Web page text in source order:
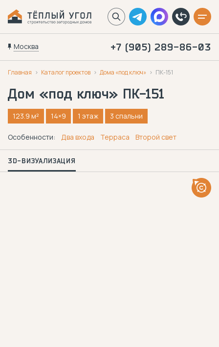
Москва +7 (905) 289-86-03
Главная Каталог проектов Дома «под ключ» ПК-151
Дом «под ключ» ПК-151
123.9 м² 14×9 1 этаж 3 спальни
Особенности: Два входа Терраса Второй свет
3D-ВИЗУАЛИЗАЦИЯ